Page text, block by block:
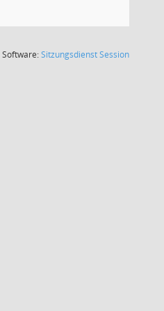
Software:SitzungsdienstSession(Wird in